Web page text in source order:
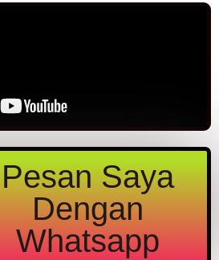
Pesan Saya
Dengan
Whatsapp